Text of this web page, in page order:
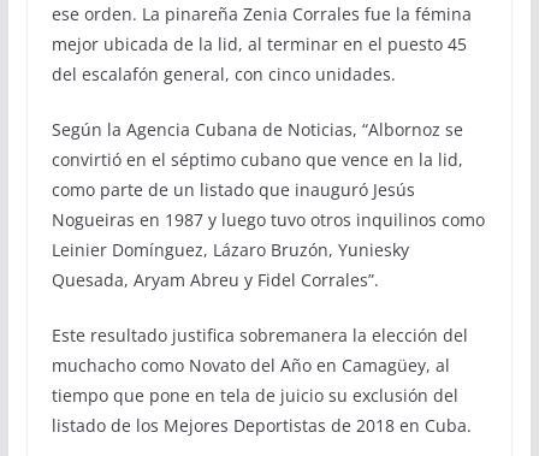
ese orden. La pinareña Zenia Corrales fue la fémina
mejor ubicada de la lid, al terminar en el puesto 45
del escalafón general, con cinco unidades.
Según la Agencia Cubana de Noticias, “Albornoz se
convirtió en el séptimo cubano que vence en la lid,
como parte de un listado que inauguró Jesús
Nogueiras en 1987 y luego tuvo otros inquilinos como
Leinier Domínguez, Lázaro Bruzón, Yuniesky
Quesada, Aryam Abreu y Fidel Corrales”.
Este resultado justifica sobremanera la elección del
muchacho como Novato del Año en Camagüey, al
tiempo que pone en tela de juicio su exclusión del
listado de los Mejores Deportistas de 2018 en Cuba.